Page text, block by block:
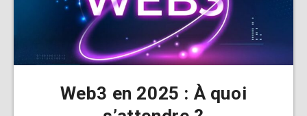
Web3 en 2025 : À quoi